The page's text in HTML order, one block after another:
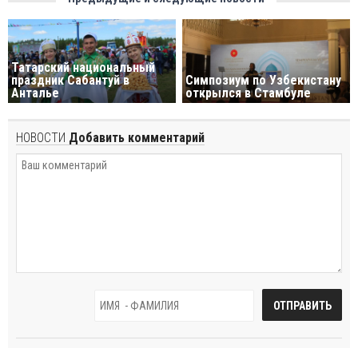
Татарский национальный
праздник Сабантуй в
Анталье
Симпозиум по Узбекистану
открылся в Стамбуле
НОВОСТИ Добавить комментарий